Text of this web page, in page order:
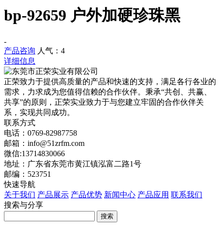
bp-92659 户外加硬珍珠黑
-
产品咨询 人气： 4
详细信息
正荣致力于提供高质量的产品和快速的支持，满足各行各业的
需求，力求成为您值得信赖的合作伙伴。秉承“共创、共赢、
共享”的原则，正荣实业致力于与您建立牢固的合作伙伴关
系，实现共同成功。
联系方式
电话：0769-82987758
邮箱：info@51zrfm.com
微信:13714830066
地址：广东省东莞市黄江镇泓富二路1号
邮编：523751
快速导航
关于我们 产品展示 产品优势 新闻中心 产品应用 联系我们
搜索与分享